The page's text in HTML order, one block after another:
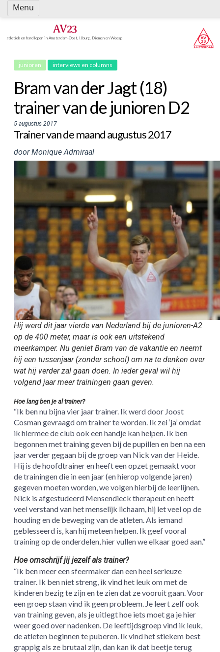
Spring
naar
AV23
atletiek en hardlopen in Amsterdam-Oost, IJburg, Diemen en Weesp
junioren interviews en columns
Bram van der Jagt (18)
trainer van de junioren D2
5 augustus 2017
Trainer van de maand augustus 2017
door Monique Admiraal
Hij werd dit jaar vierde van Nederland bij de junioren-A2
op de 400 meter, maar is ook een uitstekend
meerkamper. Nu geniet Bram van de vakantie en neemt
hij een tussenjaar (zonder school) om na te denken over
wat hij verder zal gaan doen. In ieder geval wil hij
volgend jaar meer trainingen gaan geven.
Hoe lang ben je al trainer?
“Ik ben nu bijna vier jaar trainer. Ik werd door Joost
Cosman gevraagd om trainer te worden. Ik zei ‘ja’ omdat
ik hiermee de club ook een handje kan helpen. Ik ben
begonnen met training geven bij de pupillen en ben na een
jaar verder gegaan bij de groep van Nick van der Heide.
Hij is de hoofdtrainer en heeft een opzet gemaakt voor
de trainingen die in een jaar (en hierop volgende jaren)
gegeven moeten worden, we volgen hierbij de leerlijnen.
Nick is afgestudeerd Mensendieck therapeut en heeft
veel verstand van het menselijk lichaam, hij let veel op de
houding en de beweging van de atleten. Als iemand
geblesseerd is, kan hij meteen helpen. Ik geef vooral
training op de onderdelen, hier vullen we elkaar goed aan.”
Hoe omschrijf jij jezelf als trainer?
“Ik ben meer een sfeermaker dan een heel serieuze
trainer. Ik ben niet streng, ik vind het leuk om met de
kinderen bezig te zijn en te zien dat ze vooruit gaan. Voor
een groep staan vind ik geen probleem. Je leert zelf ook
van training geven, als je uitlegt hoe iets moet ga je hier
weer goed over nadenken. De leeftijdsgroep vind ik leuk,
de atleten beginnen te puberen. Ik vind het stiekem best
grappig als ze brutaal zijn, dan kan ik dat beetje terug
Menu